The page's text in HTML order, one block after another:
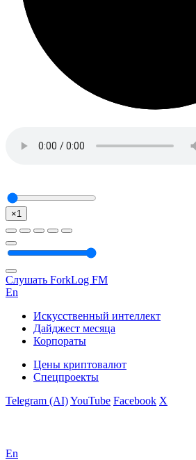
×1
Слушать ForkLog FM
En
Искусственный интеллект
Дайджест месяца
Корпораты
Цены криптовалют
Спецпроекты
Telegram (AI)YouTube Facebook X
En